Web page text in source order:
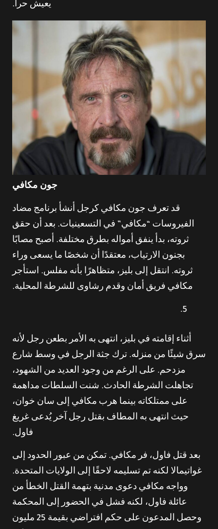
يعيش حراً.
جون مكافي
قد تعرف جون مكافي كرجل أنشأ برنامج مضاد
الفيروسات “مكافي” في التسعينيات. بعد أن حقق
ثروته، بدأ ينفق أمواله بطرق مختلفة. أصبح مصابًا
بجنون الارتياب، معتقدًا أن شخصًا ما يسعى وراء
ثروته. انتقل إلى بليز، متظاهرًا بأنه مفلس. استأجر
مكافي فريق أمان وقدم رشاوى للشرطة المحلية.
أثناء إقامته في بليز، انتهى به الأمر بطعن رجل لأنه
سرق شيئًا من منزله. ترك جثة الرجل في وسط شارع
مزدحم. على الرغم من وجود العديد من الشهود،
تجاهلت الشرطة الحادث. شنت السلطات مداهمة
على ممتلكاته بينما هرب مكافي إلى سان خوان،
حيث انتهى به المطاف بقتل رجل آخر يُدعى غريغ
فاول.
بعد قتل فاول، فر مكافي. تمكن من عبور الحدود إلى
غواتيمالا لكنه تم تسليمه لاحقًا إلى الولايات المتحدة.
وواجه مكافي دعوى مدنية بتهمة القتل الخطأ من
عائلة فاول، لكنه فشل في الحضور إلى المحكمة
وحصل المدعون على حكم افتراضي بقيمة 25 مليون